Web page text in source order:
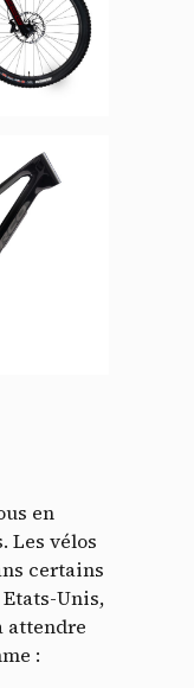
en
Les vélos
certains
Unis,
attendre
: